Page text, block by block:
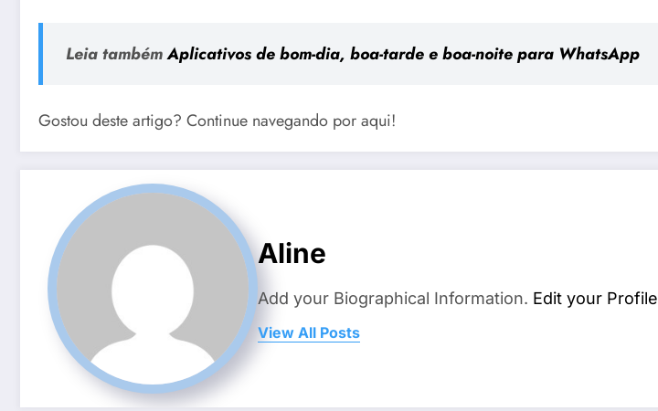
Leia tambémAplicativos de bom-dia, boa-tarde e boa-noite para WhatsApp
Gostou deste artigo? Continue navegando por aqui!
Aline
Add your Biographical Information. Edit your Profile
View All Posts